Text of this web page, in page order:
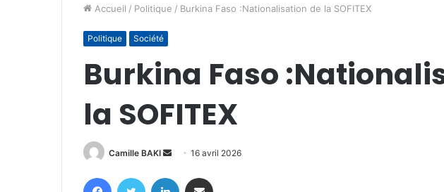
Accueil / Politique / Burkina Faso :Nationalisation de la SOFITEX
Politique Société
Burkina Faso
la SOFITEX
Camille BAKI
Envoyer
courriel
16 avril 2026
FacebookTwitter Linkedin